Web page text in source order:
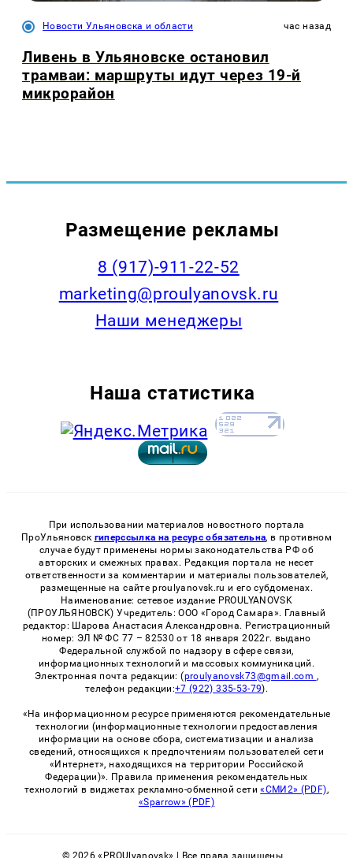
Новости Ульяновска и области час назад
Ливень в Ульяновске остановил
трамваи: маршруты идут через 19-й
микрорайон
Размещение рекламы
8 (917)-911-22-52
marketing@proulyanovsk.ru
Наши менеджеры
Наша статистика
При использовании материалов новостного портала
ПроУльяновск гиперссылка на ресурс обязательна, в противном
случае будут применены нормы законодательства РФ об
авторских и смежных правах. Редакция портала не несет
ответственности за комментарии и материалы пользователей,
размещенные на сайте proulyanovsk.ru и его субдоменах.
Наименование: сетевое издание PROULYANOVSK
(ПРОУЛЬЯНОВСК) Учредитель: ООО «Город Самара». Главный
редактор: Шарова Анастасия Александровна. Регистрационный
номер: ЭЛ № ФС 77 – 82530 от 18 января 2022г. выдано
Федеральной службой по надзору в сфере связи,
информационных технологий и массовых коммуникаций.
Электронная почта редакции: (proulyanovsk73@gmail.com ,
телефон редакции:+7 (922) 335-53-79).
«На информационном ресурсе применяются рекомендательные
технологии (информационные технологии предоставления
информации на основе сбора, систематизации и анализа
сведений, относящихся к предпочтениям пользователей сети
«Интернет», находящихся на территории Российской
Федерации)». Правила применения рекомендательных
технологий в виджетах рекламно-обменной сети«СМИ2» (PDF),
«Sparrow» (PDF)
© 2026 «PROUlyanovsk» | Все права защищены